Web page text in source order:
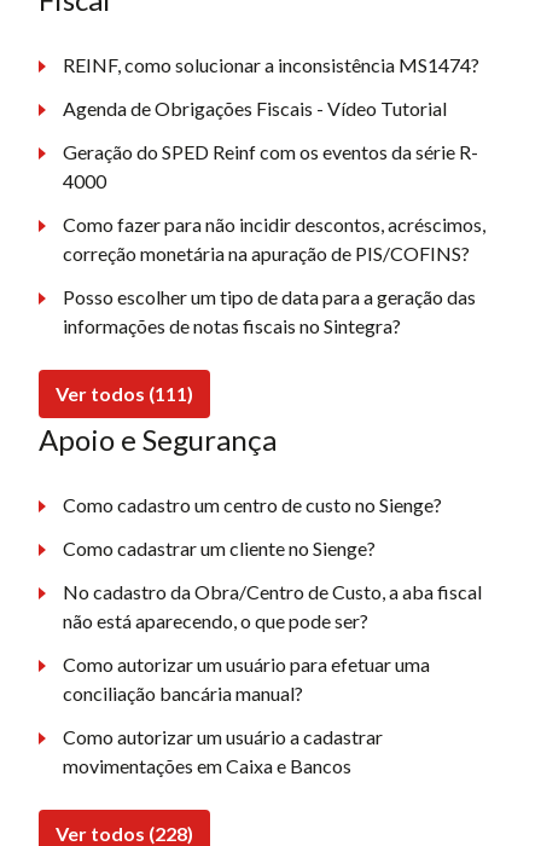
REINF, como solucionar a inconsistência MS1474?
Agenda de Obrigações Fiscais - Vídeo Tutorial
Geração do SPED Reinf com os eventos da série R-
4000
Como fazer para não incidir descontos, acréscimos,
correção monetária na apuração de PIS/COFINS?
Posso escolher um tipo de data para a geração das
informações de notas fiscais no Sintegra?
Ver todos (111)
Apoio e Segurança
Como cadastro um centro de custo no Sienge?
Como cadastrar um cliente no Sienge?
No cadastro da Obra/Centro de Custo, a aba fiscal
não está aparecendo, o que pode ser?
Como autorizar um usuário para efetuar uma
conciliação bancária manual?
Como autorizar um usuário a cadastrar
movimentações em Caixa e Bancos
Ver todos (228)